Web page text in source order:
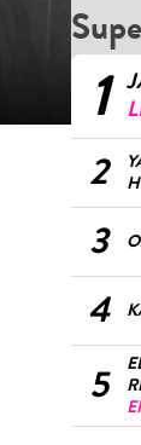
1
2
3
4
5